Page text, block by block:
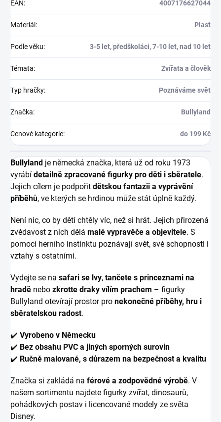
EAN: 4007176627044
Materiál : Plast
Podle věku: 3-5 let, předškoláci, 7-10 let, nad 10 let
Témata: Zvířata a člověk
Typ hračky: Poznáváme svět
Značka: Bullyland
Cenové kategorie: do 199 Kč
Bullyland je německá značka, která už od roku 1973
vyrábí detailně zpracované figurky pro děti i sběratele.
Jejich cílem je podpořit dětskou fantazii a vyprávění
příběhů, ve kterých se hrdinou může stát úplně každý.
Není nic, co by děti chtěly víc, než si hrát. Jejich přirozená
zvědavost z nich dělá malé vypravěče a objevitele. S
pomocí herního instinktu poznávají svět, své schopnosti i
vztahy s ostatními.
Vydejte se na safari se lvy, tančete s princeznami na
hradě nebo zkrotte draky vílím prachem – figurky
Bullyland otevírají prostor pro nekonečné příběhy, hru i
sběratelskou radost.
✔️ Vyrobeno v Německu
✔️ Bez obsahu PVC a jiných sporných surovin
✔️ Ručně malované, s důrazem na bezpečnost a kvalitu
Značka si zakládá na férové a zodpovědné výrobě. V
našem sortimentu najdete figurky zvířat, dinosaurů,
pohádkových postav i licencované modely ze světa
Disney.